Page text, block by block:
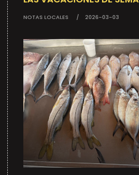
NOTAS LOCALES 2026-03-03